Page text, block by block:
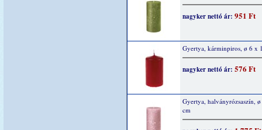
nagyker nettó ár: 951 Ft
Gyertya, kárminpiros, ø 6 x
nagyker nettó ár: 576 Ft
Gyertya, halványrózsaszín,
cm